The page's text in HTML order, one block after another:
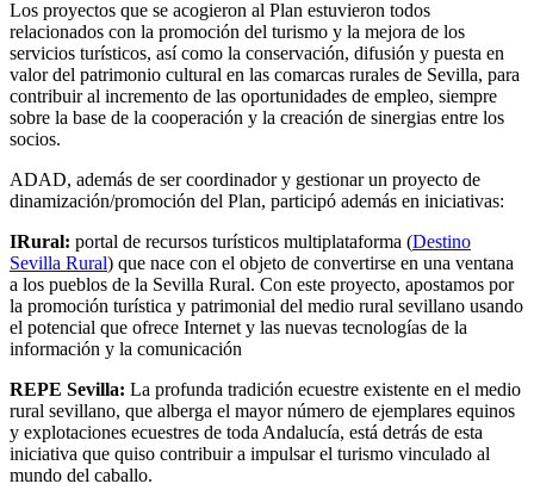
Los proyectos que se acogieron al Plan estuvieron todos
relacionados con la promoción del turismo y la mejora de los
servicios turísticos, así como la conservación, difusión y puesta en
valor del patrimonio cultural en las comarcas rurales de Sevilla, para
contribuir al incremento de las oportunidades de empleo, siempre
sobre la base de la cooperación y la creación de sinergias entre los
socios.
ADAD, además de ser coordinador y gestionar un proyecto de
dinamización/promoción del Plan, participó además en iniciativas:
IRural: portal de recursos turísticos multiplataforma (Destino
Sevilla Rural) que nace con el objeto de convertirse en una ventana
a los pueblos de la Sevilla Rural. Con este proyecto, apostamos por
la promoción turística y patrimonial del medio rural sevillano usando
el potencial que ofrece Internet y las nuevas tecnologías de la
información y la comunicación
REPE Sevilla: La profunda tradición ecuestre existente en el medio
rural sevillano, que alberga el mayor número de ejemplares equinos
y explotaciones ecuestres de toda Andalucía, está detrás de esta
iniciativa que quiso contribuir a impulsar el turismo vinculado al
mundo del caballo.